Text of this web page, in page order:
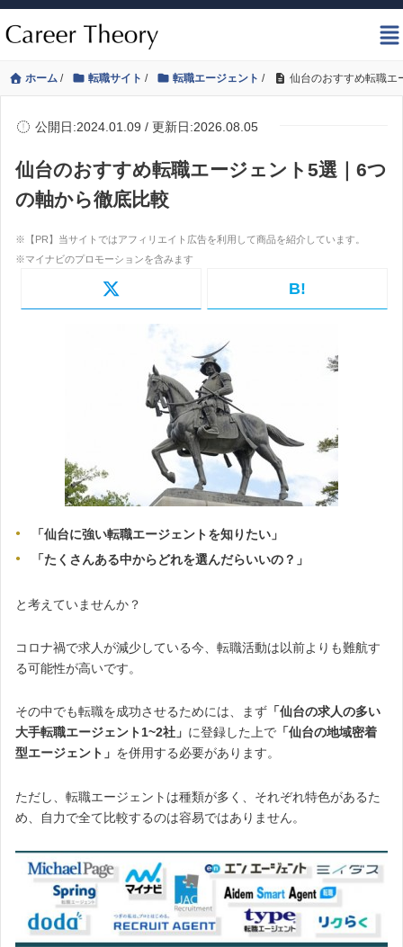
ホーム / 転職サイト / 転職エージェント / 仙台のおすすめ転職エ
公開日:2024.01.09 / 更新日:2026.08.05
仙台のおすすめ転職エージェント5選｜6つ
の軸から徹底比較
B!
「仙台に強い転職エージェントを知りたい」
「たくさんある中からどれを選んだらいいの？」
と考えていませんか？
コロナ禍で求人が減少している今、転職活動は以前よりも難航す
る可能性が高いです。
その中でも転職を成功させるためには、まず 「仙台の求人の多い
大手転職エージェント1~2社」 に登録した上で 「仙台の地域密着
型エージェント」 を併用する必要があります。
ただし、転職エージェントは種類が多く、それぞれ特色があるた
め、自力で全て比較するのは容易ではありません。